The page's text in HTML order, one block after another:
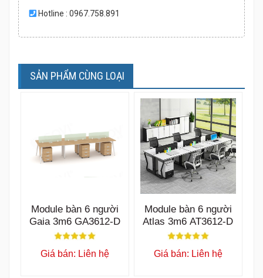
Hotline : 0967.758.891
SẢN PHẨM CÙNG LOẠI
Module bàn 6 người
Gaia 3m6 GA3612-D
Giá bán: Liên hệ
Module bàn 6 người
Atlas 3m6 AT3612-D
Giá bán: Liên hệ